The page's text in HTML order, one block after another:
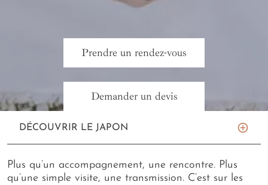
Prendre un rendez-vous
Demander un devis
DÉCOUVRIR LE JAPON
Plus qu’un accompagnement, une rencontre. Plus
qu’une simple visite, une transmission. C’est sur les